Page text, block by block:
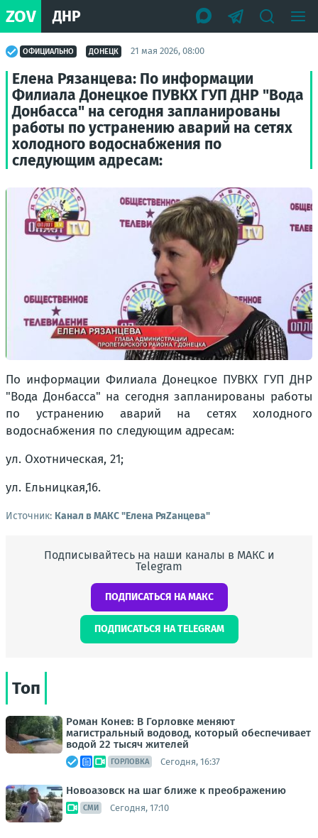
ZOV ДНР
ОФИЦИАЛЬНО ДОНЕЦК 21 мая 2026, 08:00
Елена Рязанцева: По информации
Филиала Донецкое ПУВКХ ГУП ДНР "Вода
Донбасса" на сегодня запланированы
работы по устранению аварий на сетях
холодного водоснабжения по
следующим адресам:
По информации Филиала Донецкое ПУВКХ ГУП ДНР
"Вода Донбасса" на сегодня запланированы работы
по устранению аварий на сетях холодного
водоснабжения по следующим адресам:
ул. Охотническая, 21;
ул. Ельницкая,16.
Источник: Канал в МАКС "Елена РяZанцева"
Подписывайтесь на наши каналы в МАКС и
Telegram
ПОДПИСАТЬСЯ НА МАКС
ПОДПИСАТЬСЯ НА TELEGRAM
Топ
Роман Конев: В Горловке меняют
магистральный водовод, который обеспечивает
водой 22 тысяч жителей
ГОРЛОВКА Сегодня, 16:37
Новоазовск на шаг ближе к преображению
СМИ Сегодня, 17:10